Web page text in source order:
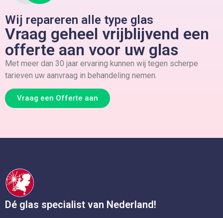
Wij repareren alle type glas
Vraag geheel vrijblijvend een
offerte aan voor uw glas
Met meer dan 30 jaar ervaring kunnen wij tegen scherpe
tarieven uw aanvraag in behandeling nemen.
Vraag een Offerte aan
Dé glas specialist van Nederland!